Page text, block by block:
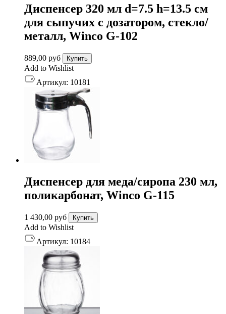
Диспенсер 320 мл d=7.5 h=13.5 см
для сыпучих с дозатором, стекло/
металл, Winco G-102
889,00 руб Купить
Add to Wishlist
Артикул: 10181
Диспенсер для меда/сиропа 230 мл,
поликарбонат, Winco G-115
1 430,00 руб Купить
Add to Wishlist
Артикул: 10184